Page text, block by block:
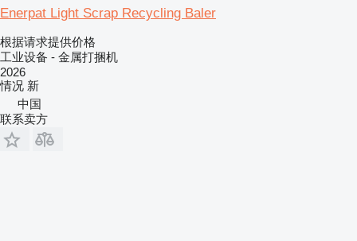
Enerpat Light Scrap Recycling Baler
根据请求提供价格
工业设备 - 金属打捆机
2026
情况 新
中国
联系卖方